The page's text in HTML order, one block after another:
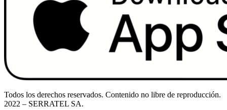
Todos los derechos reservados. Contenido no libre de reproducción.
2022 – SERRATEL SA.